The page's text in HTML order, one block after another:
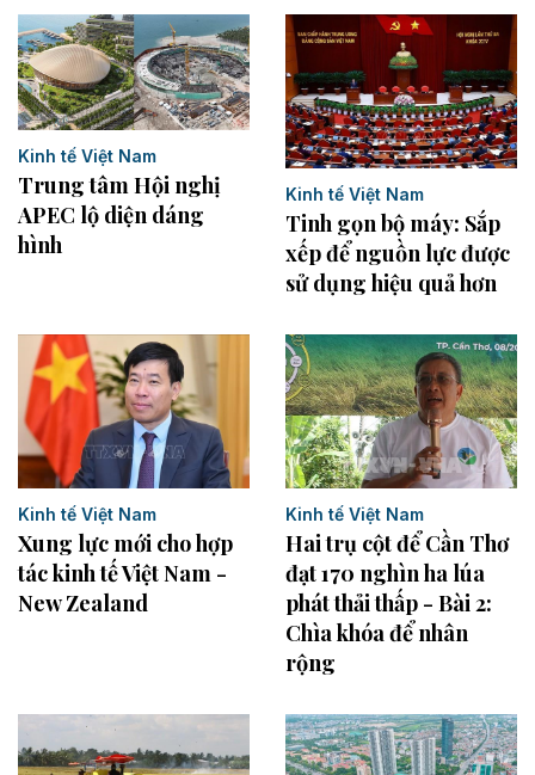
Kinh tế Việt Nam
Trung tâm Hội nghị
APEC lộ diện dáng
hình
Kinh tế Việt Nam
Tinh gọn bộ máy: Sắp
xếp để nguồn lực được
sử dụng hiệu quả hơn
Kinh tế Việt Nam
Xung lực mới cho hợp
tác kinh tế Việt Nam -
New Zealand
Kinh tế Việt Nam
Hai trụ cột để Cần Thơ
đạt 170 nghìn ha lúa
phát thải thấp - Bài 2:
Chìa khóa để nhân
rộng